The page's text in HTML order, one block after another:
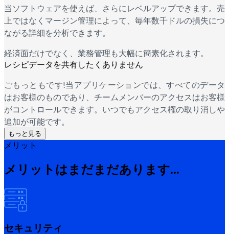
当ソフトウェアを使えば、さらにレベルアップできます。売
上ではなくマージン管理によって、毎年数千ドルの損失につ
ながる詳細を分析できます。
経済面だけでなく、業務管理も大幅に簡素化されます。
レシピデータを共有したくありません
ごもっともです!当アプリケーションでは、すべてのデータ
はお客様のものであり、チームメンバーのアクセスはお客様
がコントロールできます。いつでもアクセス権の取り消しや
追加が可能です。
もっと見る
メリット
メリットはまだまだあります...
セキュリティ